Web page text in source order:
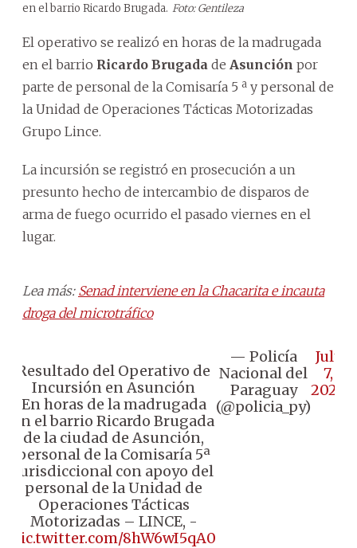
en el barrio Ricardo Brugada. Foto: Gentileza
El operativo se realizó en horas de la madrugada
en el barrio Ricardo Brugada de Asunción por
parte de personal de la Comisaría 5 ª y personal de
la Unidad de Operaciones Tácticas Motorizadas
Grupo Lince.
La incursión se registró en prosecución a un
presunto hecho de intercambio de disparos de
arma de fuego ocurrido el pasado viernes en el
lugar.
Lea más: Senad interviene en la Chacarita e incauta
droga del microtráfico
Resultado del Operativo de
Incursión en Asunción
En horas de la madrugada
en el barrio Ricardo Brugada
de la ciudad de Asunción,
personal de la Comisaría 5ª
jurisdiccional con apoyo del
personal de la Unidad de
Operaciones Tácticas
Motorizadas – LINCE, -
pic.twitter.com/8hW6wI5qA0
— Policía
Nacional del
Paraguay
(@policia_py)
July
7,
2024